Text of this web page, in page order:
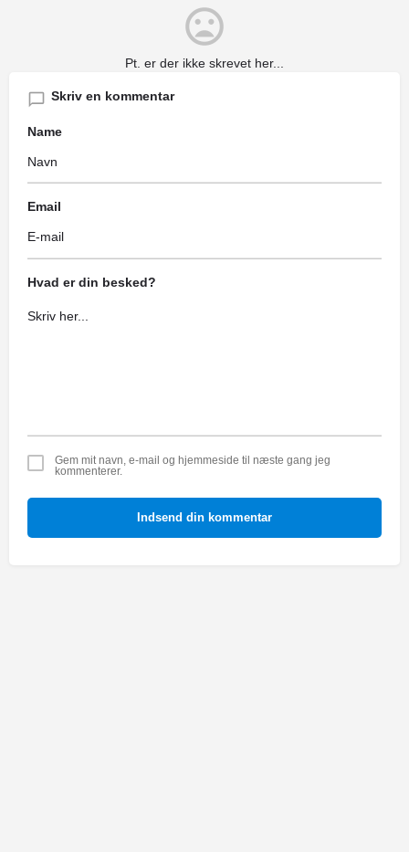
Pt. er der ikke skrevet her...
Skriv en kommentar
Name
Email
Hvad er din besked?
Gem mit navn, e-mail og hjemmeside til næste gang jeg
kommenterer.
Indsend din kommentar